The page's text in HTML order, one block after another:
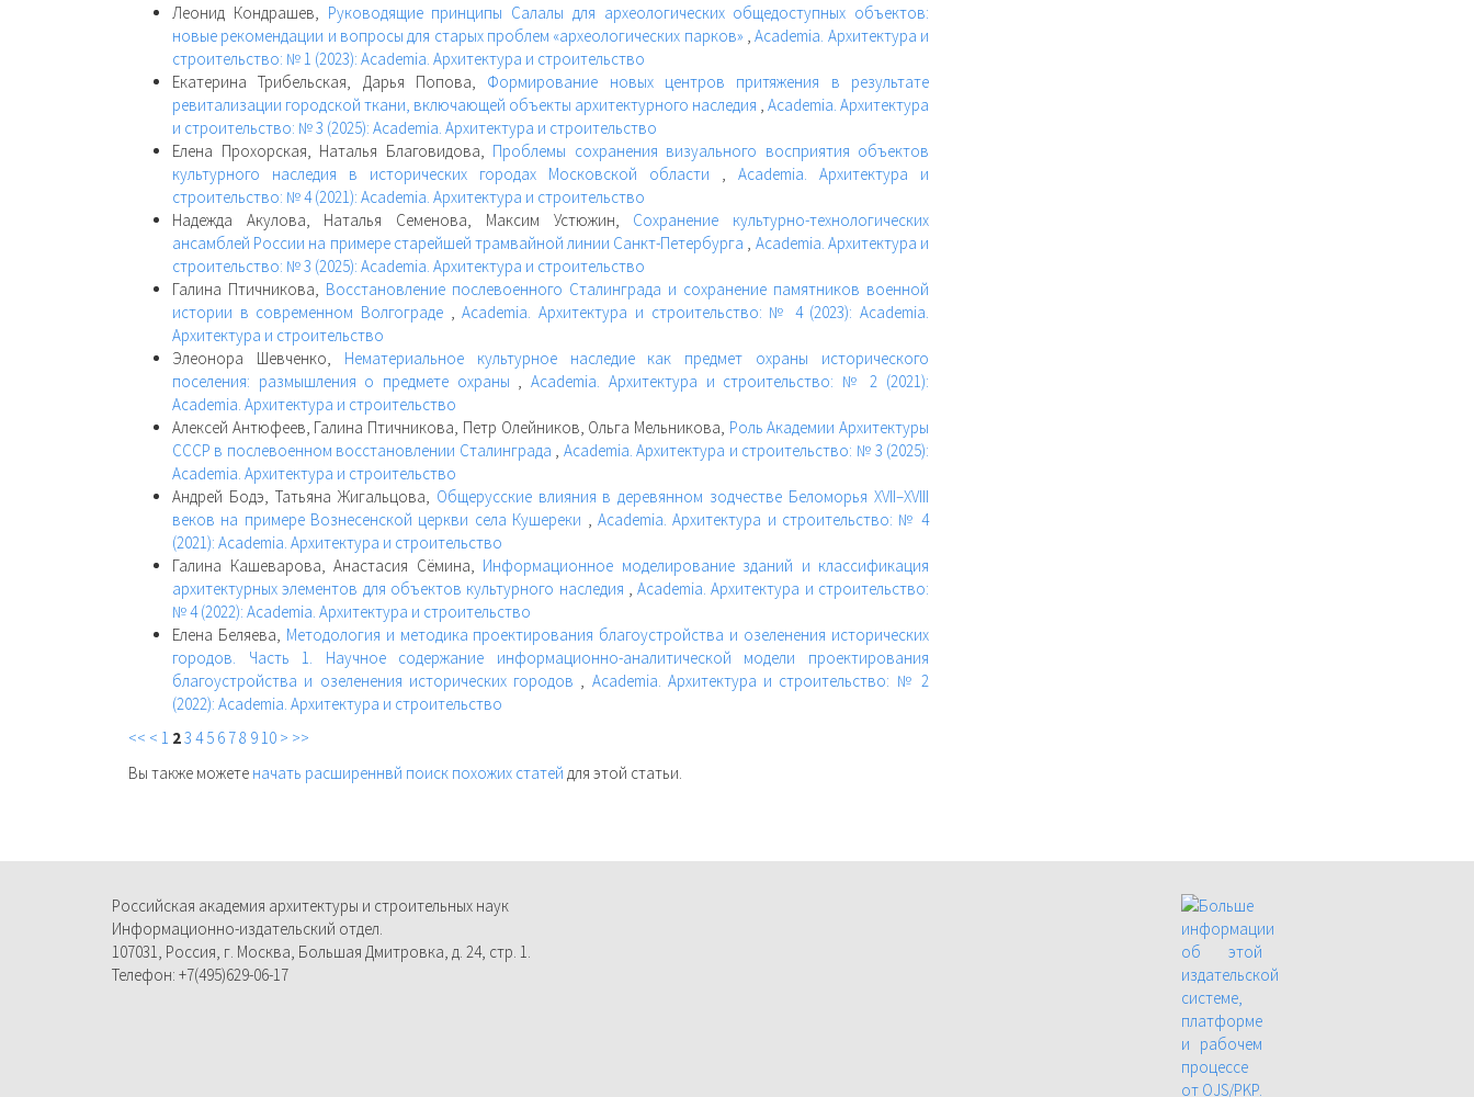
Леонид Кондрашев, Руководящие принципы Салалы для археологических общедоступных объектов:
новые рекомендации и вопросы для старых проблем «археологических парков» ,Academia. Архитектура и
строительство: № 1 (2023): Academia. Архитектура и строительство
Екатерина Трибельская, Дарья Попова, Формирование новых центров притяжения в результате
ревитализации городской ткани, включающей объекты архитектурного наследия Academia. Архитектура
и строительство: № 3 (2025): Academia. Архитектура и строительство
Елена Прохорская, Наталья Благовидова, Проблемы сохранения визуального восприятия объектов
культурного наследия в исторических городах Московской области
Academia. Архитектура и
строительство: № 4 (2021): Academia. Архитектура и строительство
Надежда Акулова, Наталья Семенова, Максим Устюжин, Сохранение культурно-технологических
ансамблей России на примере старейшей трамвайной линии Санкт-Петербурга
Academia. Архитектура и
строительство: № 3 (2025): Academia. Архитектура и строительство
Галина Птичникова, Восстановление послевоенного Сталинграда и сохранение памятников военной
истории в современном Волгограде
,Academia. Архитектура и строительство: № 4 (2023): Academia.
Архитектура и строительство
Элеонора Шевченко, Нематериальное культурное наследие как предмет охраны исторического
поселения: размышления о предмете охраны
,Academia. Архитектура и строительство: № 2 (2021):
Academia. Архитектура и строительство
Алексей Антюфеев, Галина Птичникова, Петр Олейников, Ольга Мельникова, Роль Академии Архитектуры
СССР в послевоенном восстановлении Сталинграда
Academia. Архитектура и строительство: № 3 (2025):
Academia. Архитектура и строительство
Андрей Бодэ, Татьяна Жигальцова, Общерусские влияния в деревянном зодчестве Беломорья XVII–XVIII
веков на примере Вознесенской церкви села Кушереки
Academia. Архитектура и строительство: № 4
(2021): Academia. Архитектура и строительство
Галина Кашеварова, Анастасия Сёмина, Информационное моделирование зданий и классификация
архитектурных элементов для объектов культурного наследия
,Academia. Архитектура и строительство:
№ 4 (2022): Academia. Архитектура и строительство
Елена Беляева, Методология и методика проектирования благоустройства и озеленения исторических
городов. Часть 1. Научное содержание информационно-аналитической модели проектирования
благоустройства и озеленения исторических городов
Academia. Архитектура и строительство: № 2
(2022): Academia. Архитектура и строительство
<< < 1 23 4 5 6 78 9 10 > >>
Вы также можете начать расширеннвй поиск похожих статей для этой статьи.
Российская академия архитектуры и строительных наук
Информационно-издательский отдел.
107031, Россия, г. Москва, Большая Дмитровка, д. 24, стр. 1.
Телефон: +7(495)629-06-17